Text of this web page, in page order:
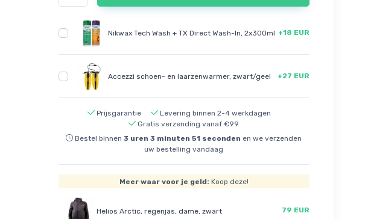
Nikwax Tech Wash + TX Direct Wash-In, 2x300ml +18 EUR
Accezzi schoen- en laarzenwarmer, zwart/geel +27 EUR
Prijsgarantie
Levering binnen 2-4 werkdagen
Gratis verzending vanaf €99
Bestel binnen 3uren 3minuten 50 seconden en we verzenden
uw bestelling vandaag
Meer waar voor je geld: Koop deze!
Helios Arctic, regenjas, dame, zwart 79 EUR